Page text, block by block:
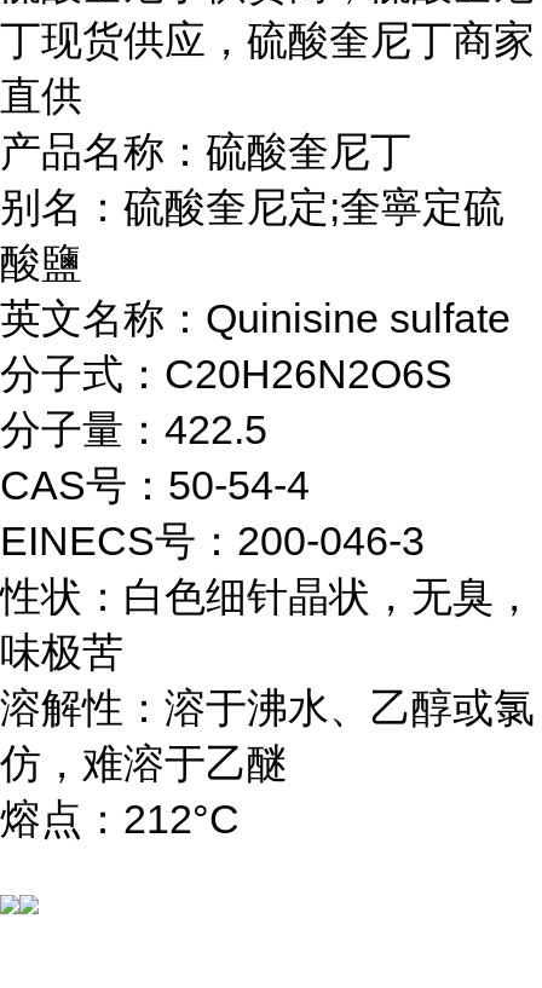
丁现货供应，硫酸奎尼丁商家
直供
产品名称：硫酸奎尼丁
别名：硫酸奎尼定;奎寧定硫
酸鹽
英文名称：Quinisine sulfate
分子式：C20H26N2O6S
分子量：422.5
CAS号：50-54-4
EINECS号：200-046-3
性状：白色细针晶状，无臭，
味极苦
溶解性：溶于沸水、乙醇或氯
仿，难溶于乙醚
熔点：212°C